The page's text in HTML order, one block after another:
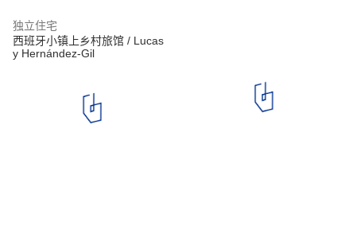
独立住宅
西班牙小镇上乡村旅馆 / Lucas
y Hernández-Gil